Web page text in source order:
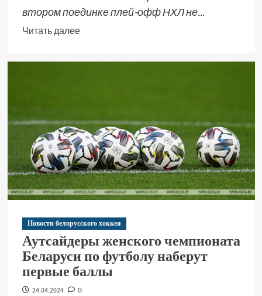
втором поединке плей-офф НХЛ не...
Читать далее
Новости белорусского хоккея
Аутсайдеры женского чемпионата
Беларуси по футболу наберут
первые баллы
24.04.2024 0